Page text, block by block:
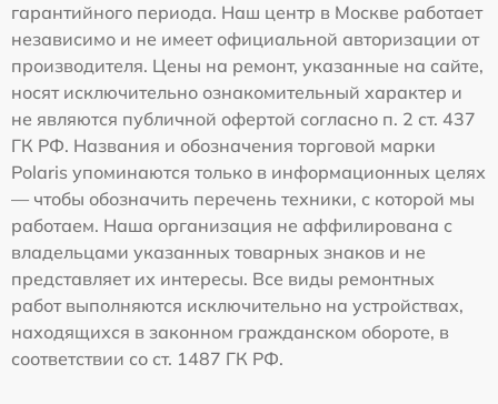
гарантийного периода. Наш центр в Москве работает
независимо и не имеет официальной авторизации от
производителя. Цены на ремонт, указанные на сайте,
носят исключительно ознакомительный характер и
не являются публичной офертой согласно п. 2 ст. 437
ГК РФ. Названия и обозначения торговой марки
Polaris упоминаются только в информационных целях
— чтобы обозначить перечень техники, с которой мы
работаем. Наша организация не аффилирована с
владельцами указанных товарных знаков и не
представляет их интересы. Все виды ремонтных
работ выполняются исключительно на устройствах,
находящихся в законном гражданском обороте, в
соответствии со ст. 1487 ГК РФ.